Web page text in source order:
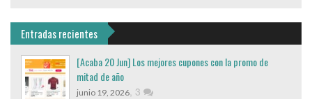
Entradas recientes
[Acaba 20 Jun] Los mejores cupones con la promo de
mitad de año
junio 19, 2026, 3